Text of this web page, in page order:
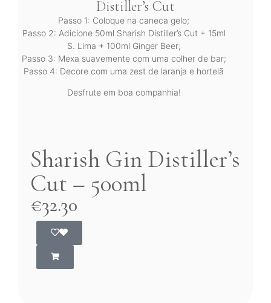
Distiller’s Cut
Passo 1: Coloque na caneca gelo;
Passo 2: Adicione 50ml Sharish Distiller’s Cut + 15ml
S. Lima + 100ml Ginger Beer;
Passo 3: Mexa suavemente com uma colher de bar;
Passo 4: Decore com uma zest de laranja e hortelã
Desfrute em boa companhia!
Sharish Gin Distiller’s
Cut – 500ml
€32.30